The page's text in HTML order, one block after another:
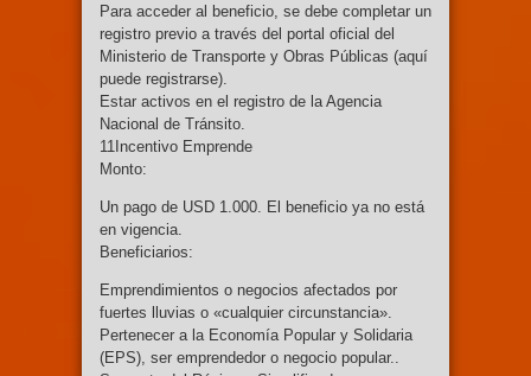
Para acceder al beneficio, se debe completar un
registro previo a través del portal oficial del
Ministerio de Transporte y Obras Públicas (aquí
puede registrarse).
Estar activos en el registro de la Agencia
Nacional de Tránsito.
11Incentivo Emprende
Monto:
Un pago de USD 1.000. El beneficio ya no está
en vigencia.
Beneficiarios:
Emprendimientos o negocios afectados por
fuertes lluvias o «cualquier circunstancia».
Pertenecer a la Economía Popular y Solidaria
(EPS), ser emprendedor o negocio popular..